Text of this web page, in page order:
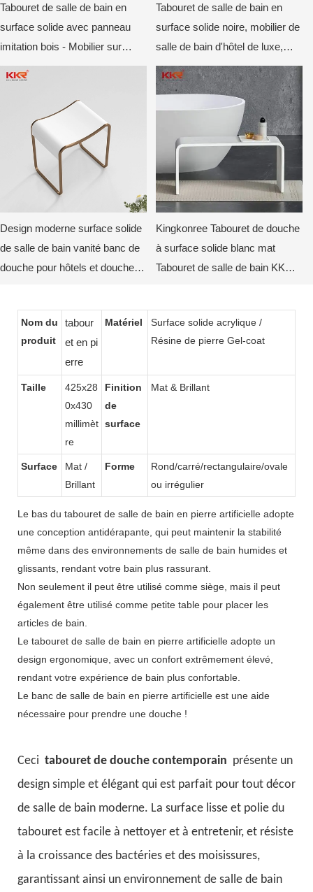
Tabouret de salle de bain en
surface solide avec panneau
imitation bois - Mobilier sur
mesure pour hôtels et villas
Tabouret de salle de bain en
surface solide noire, mobilier de
salle de bain d'hôtel de luxe,
tabouret sur mesure pour
contrats
Design moderne surface solide
de salle de bain vanité banc de
douche pour hôtels et douches
Kingkonree Tabouret de douche
à surface solide blanc mat
Tabouret de salle de bain KKR-
Nom du
produit
tabour
et en pi
erre
Matériel
Surface solide acrylique /
Résine de pierre Gel-coat
Taille
425x28
0x430
millimèt
re
Finition
de
surface
Mat & Brillant
Surface
Mat /
Brillant
Forme
Rond/carré/rectangulaire/ovale
ou irrégulier
Le bas du tabouret de salle de bain en pierre artificielle adopte
une conception antidérapante, qui peut maintenir la stabilité
même dans des environnements de salle de bain humides et
glissants, rendant votre bain plus rassurant.
Non seulement il peut être utilisé comme siège, mais il peut
également être utilisé comme petite table pour placer les
articles de bain.
Le tabouret de salle de bain en pierre artificielle adopte un
design ergonomique, avec un confort extrêmement élevé,
rendant votre expérience de bain plus confortable.
Le banc de salle de bain en pierre artificielle est une aide
nécessaire pour prendre une douche !
Ceci tabouret de douche contemporain présente un
design simple et élégant qui est parfait pour tout décor
de salle de bain moderne. La surface lisse et polie du
tabouret est facile à nettoyer et à entretenir, et résiste
à la croissance des bactéries et des moisissures,
garantissant ainsi un environnement de salle de bain